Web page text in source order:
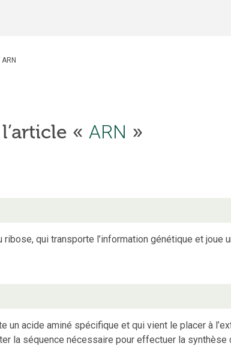
ARN
« ARN »
ribose, qui transporte l’information génétique et joue
un acide aminé spécifique et qui vient le placer à
la séquence nécessaire pour effectuer la synthèse